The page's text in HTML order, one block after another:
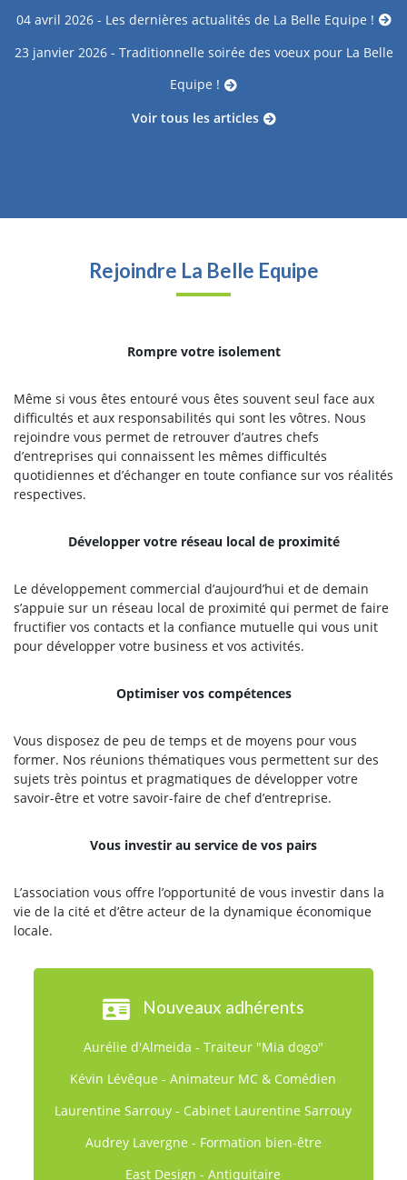
04 avril 2026 - Les dernières actualités de La Belle Equipe !
23 janvier 2026 - Traditionnelle soirée des voeux pour La Belle
Equipe !
Voir tous les articles
Rejoindre La Belle Equipe
Rompre votre isolement
Même si vous êtes entouré vous êtes souvent seul face aux
difficultés et aux responsabilités qui sont les vôtres. Nous
rejoindre vous permet de retrouver d’autres chefs
d’entreprises qui connaissent les mêmes difficultés
quotidiennes et d’échanger en toute confiance sur vos réalités
respectives.
Développer votre réseau local de proximité
Le développement commercial d’aujourd’hui et de demain
s’appuie sur un réseau local de proximité qui permet de faire
fructifier vos contacts et la confiance mutuelle qui vous unit
pour développer votre business et vos activités.
Optimiser vos compétences
Vous disposez de peu de temps et de moyens pour vous
former. Nos réunions thématiques vous permettent sur des
sujets très pointus et pragmatiques de développer votre
savoir-être et votre savoir-faire de chef d’entreprise.
Vous investir au service de vos pairs
L’association vous offre l’opportunité de vous investir dans la
vie de la cité et d’être acteur de la dynamique économique
locale.
Nouveaux adhérents
Aurélie d'Almeida - Traiteur "Mia dogo"
Kévin Lévêque - Animateur MC & Comédien
Laurentine Sarrouy - Cabinet Laurentine Sarrouy
Audrey Lavergne - Formation bien-être
East Design - Antiquitaire